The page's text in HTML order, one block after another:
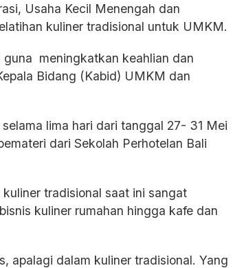
Usaha Kecil Menengah dan
kuliner tradisional untuk UMKM.
meningkatkan keahlian dan
Bidang (Kabid) UMKM dan
lima hari dari tanggal 27- 31 Mei
dari Sekolah Perhotelan Bali
tradisional saat ini sangat
kuliner rumahan hingga kafe dan
apalagi dalam kuliner tradisional. Yang